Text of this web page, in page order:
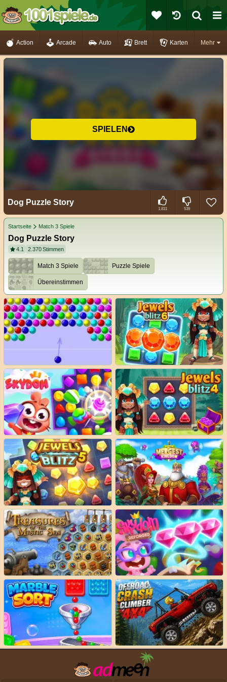
Mehr
Action Arcade Auto Brett Karten
SPIELEN
Dog Puzzle Story
1.831 539
Startseite Match 3 Spiele
Dog Puzzle Story
4.1 2.370Stimmen
Match 3 Spiele Puzzle Spiele
Übereinstimmen